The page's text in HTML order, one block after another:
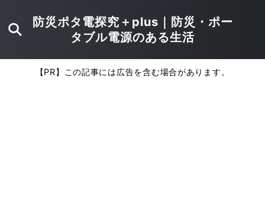
防災ポタ電探究＋plus｜防災・ポー
タブル電源のある生活
【PR】この記事には広告を含む場合があります。